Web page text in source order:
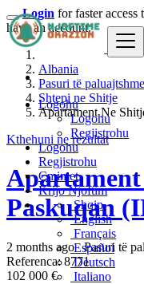
Logohu
Logohu
Regjistrohu
Logohu
Regjistrohu
Çmimet
Krijo Njoftim
Shqip
English
Français
Español
Deutsch
Italiano
Login for faster access
have an account.
Albania
Pasuri të paluajtshme
Shtepi ne Shitje
Apartament Ne
Kthehuni ne rezultat
Apartament
Paskuqan
2 months ago Pasuri të
Referenca: 8771
102 000 €